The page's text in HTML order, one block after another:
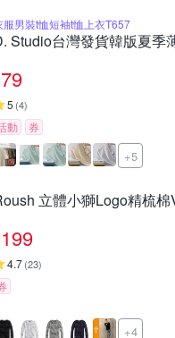
服男裝t恤短袖t恤上衣T657
Studio台灣發貨韓版夏季
79
5 (4)
動 券
+5
立體小獅Logo精梳
199
4.7(23)
+4